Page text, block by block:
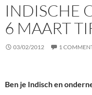
INDISCHE
6 MAART
03/02/2012 1
Ben je Indisch en